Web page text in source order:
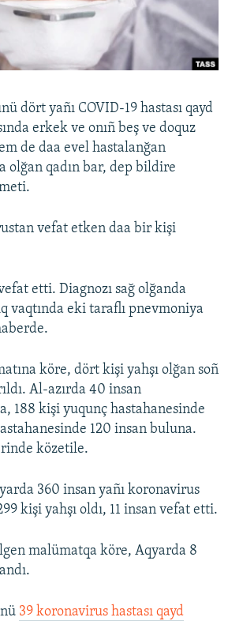
dört yañı COVID-19 hastası qayd
erkek ve onıñ beş ve doquz
de daa evel hastalanğan
olğan qadın bar, dep bildire
vefat etken daa bir kişi
etti. Diagnozı sağ olğanda
vaqtında eki taraflı pnevmoniya
köre, dört kişi yahşı olğan soñ
Al-azırda 40 insan
188 kişi yuqunç hastahanesinde
120 insan buluna.
közetile.
360 insan yañı koronavirus
kişi yahşı oldı, 11 insan vefat etti.
malümatqa köre, Aqyarda 8
39 koronavirus hastası qayd